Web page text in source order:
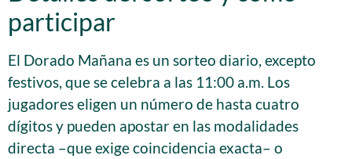
participar
El Dorado Mañana es un sorteo diario, excepto
festivos, que se celebra a las 11:00 a.m. Los
jugadores eligen un número de hasta cuatro
dígitos y pueden apostar en las modalidades
directa –que exige coincidencia exacta– o